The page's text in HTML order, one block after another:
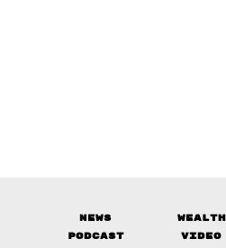
News Wealth
Podcast
Video